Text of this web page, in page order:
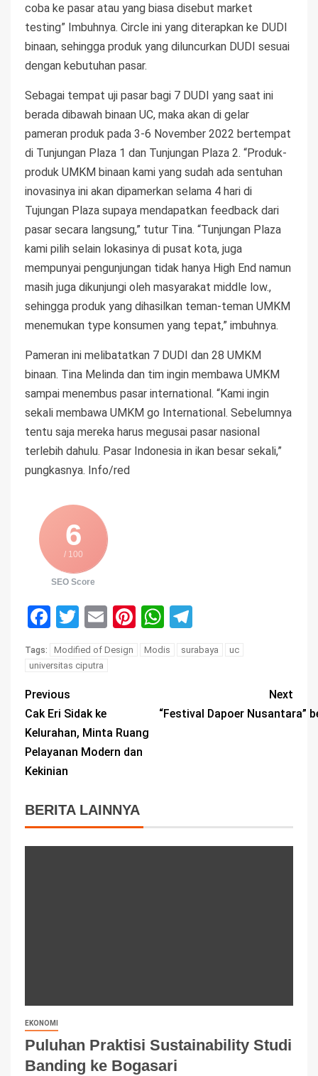
coba ke pasar atau yang biasa disebut market
testing” Imbuhnya. Circle ini yang diterapkan ke DUDI
binaan, sehingga produk yang diluncurkan DUDI sesuai
dengan kebutuhan pasar.
Sebagai tempat uji pasar bagi 7 DUDI yang saat ini
berada dibawah binaan UC, maka akan di gelar
pameran produk pada 3-6 November 2022 bertempat
di Tunjungan Plaza 1 dan Tunjungan Plaza 2. “Produk-
produk UMKM binaan kami yang sudah ada sentuhan
inovasinya ini akan dipamerkan selama 4 hari di
Tujungan Plaza supaya mendapatkan feedback dari
pasar secara langsung,” tutur Tina. “Tunjungan Plaza
kami pilih selain lokasinya di pusat kota, juga
mempunyai pengunjungan tidak hanya High End namun
masih juga dikunjungi oleh masyarakat middle low.,
sehingga produk yang dihasilkan teman-teman UMKM
menemukan type konsumen yang tepat,” imbuhnya.
Pameran ini melibatatkan 7 DUDI dan 28 UMKM
binaan. Tina Melinda dan tim ingin membawa UMKM
sampai menembus pasar international. “Kami ingin
sekali membawa UMKM go International. Sebelumnya
tentu saja mereka harus megusai pasar nasional
terlebih dahulu. Pasar Indonesia in ikan besar sekali,”
pungkasnya. Info/red
6
/ 100
SEO Score
Facebook
Twitter
EmailPinterest
WhatsApp
Tags: Modified of Design Modis surabaya
uc
universitas ciputra
Previous
Cak Eri Sidak ke
Kelurahan, Minta Ruang
Pelayanan Modern dan
Kekinian
Next
“Festival Dapoer Nusantara”
BERITA LAINNYA
EKONOMI
Puluhan Praktisi Sustainability Studi
Banding ke Bogasari